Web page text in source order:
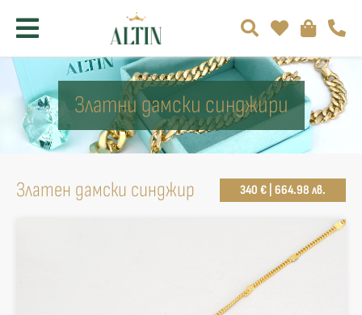
Златни дамски синджири
Златен дамски синджир 340 € | 664.98 лв.